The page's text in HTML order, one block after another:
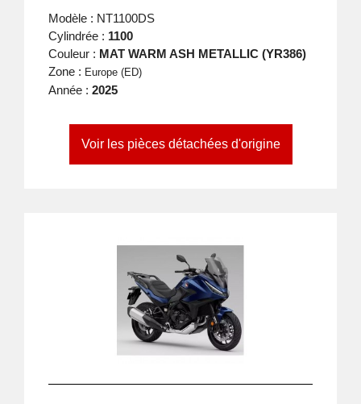
Modèle : NT1100DS
Cylindrée : 1100
Couleur : MAT WARM ASH METALLIC (YR386)
Zone : Europe (ED)
Année : 2025
Voir les pièces détachées d'origine